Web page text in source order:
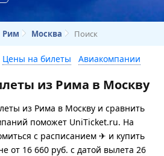
Рим Москва Поиск
Цены на билеты Авиакомпании
из Рима в Москву
из Рима в Москву и сравнить
поможет UniTicket.ru. На
с расписанием ✈ и купить
от 16 660 руб. с датой вылета 26